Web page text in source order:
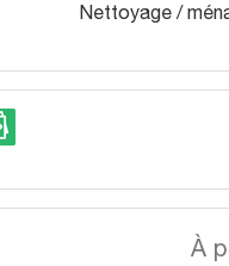
Nettoyage /
À